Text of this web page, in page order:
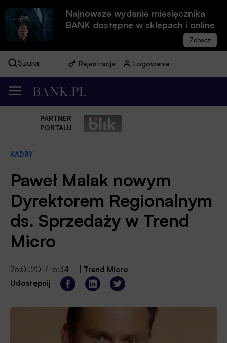
Najnowsze wydanie miesięcznika
BANK dostępne w sklepach i online
Szukaj Rejestracja Logowanie
PARTNER
PORTALU
KADRY
Paweł Malak nowym
Dyrektorem Regionalnym
ds. Sprzedaży w Trend
Micro
25.01.2017 15:34
Trend Micro
Udostępnij